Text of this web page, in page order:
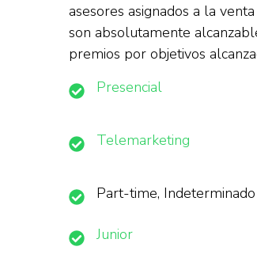
asesores asignados a la
son absolutamente
premios por objetivos
Presencial
Telemarketing
Part-time, Indeterminado
Junior